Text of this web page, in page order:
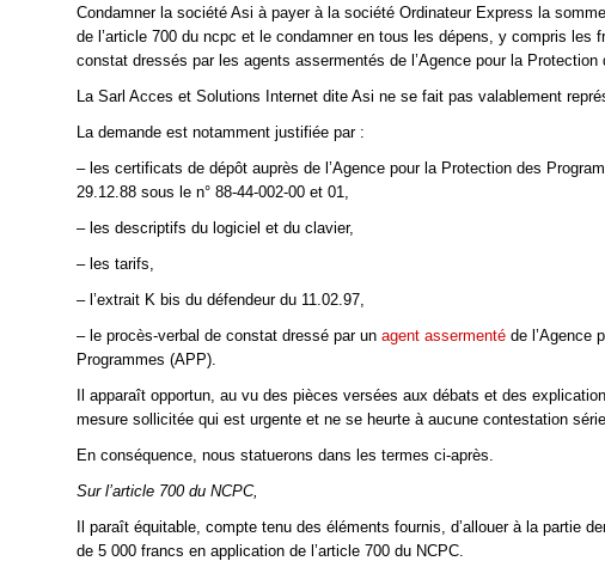
Condamner la société Asi à payer à la société Ordinateur Express la
de l’article 700 du ncpc et le condamner en tous les dépens, y compris les
constat dressés par les agents assermentés de l’Agence pour la Protection
La Sarl Acces et Solutions Internet dite Asi ne se fait pas valablement
La demande est notamment justifiée par :
– les certificats de dépôt auprès de l’Agence pour la Protection des
29.12.88 sous le n° 88-44-002-00 et 01,
– les descriptifs du logiciel et du clavier,
– les tarifs,
– l’extrait K bis du défendeur du 11.02.97,
– le procès-verbal de constat dressé par un agent assermenté de l’Agence
Programmes (APP).
Il apparaît opportun, au vu des pièces versées aux débats et des
mesure sollicitée qui est urgente et ne se heurte à aucune contestation
En conséquence, nous statuerons dans les termes ci-après.
Sur l’article 700 du NCPC,
Il paraît équitable, compte tenu des éléments fournis, d’allouer à la partie
de 5 000 francs en application de l’article 700 du NCPC.